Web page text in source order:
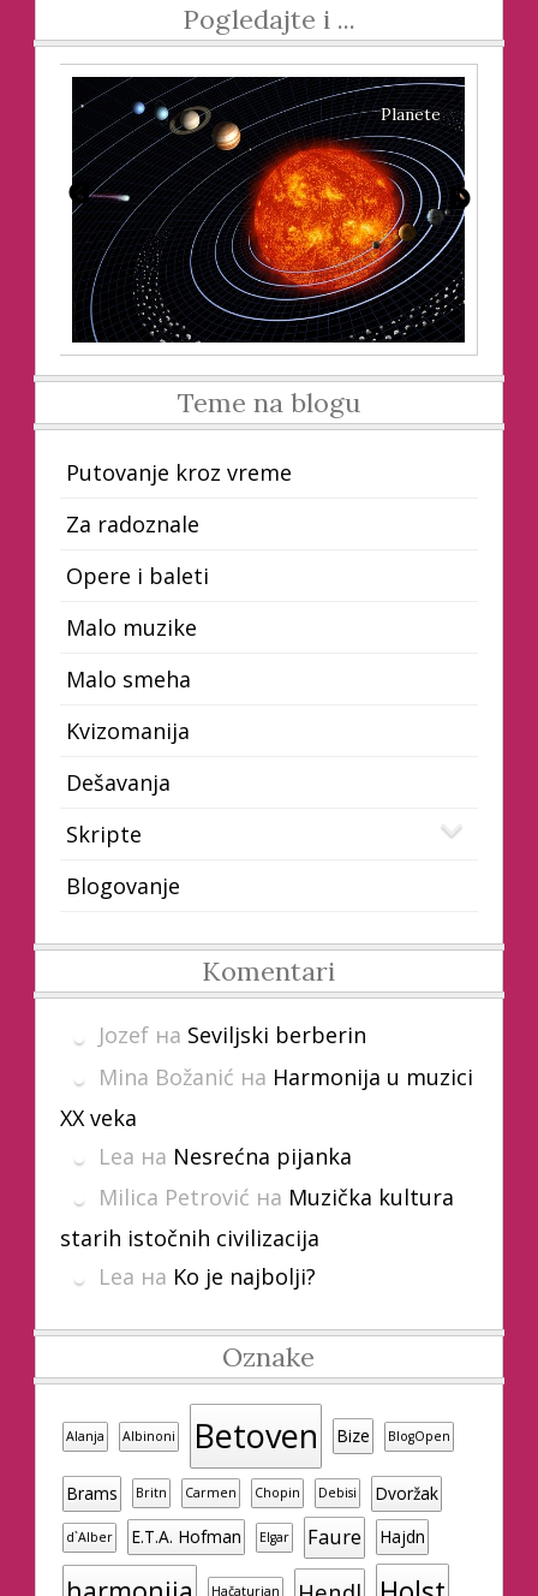
Pogledajte i ...
Planete
Teme na blogu
Putovanje kroz vreme
Za radoznale
Opere i baleti
Malo muzike
Malo smeha
Kvizomanija
Dešavanja
Skripte
Blogovanje
Komentari
Jozefна Seviljski berberin
Mina Božanić на Harmonija u muzici
XX veka
Lea на Nesrećna pijanka
Milica Petrović на Muzička kultura
starih istočnih civilizacija
Lea на Ko je najbolji?
Oznake
Alanja Albinoni Betoven Bize BlogOpen
Brams Britn Carmen Chopin Debisi Dvoržak
d`Alber E.T.A. Hofman Elgar Faure Hajdn
Hačaturjan